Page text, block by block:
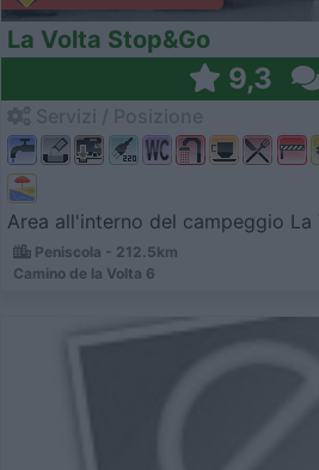
La Volta Stop&Go
9,3
Area all'interno del campeggio
Peniscola - 212.5km
Camino de la Volta 6